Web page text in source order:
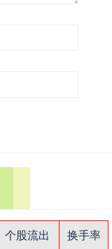
个股流出
换手率